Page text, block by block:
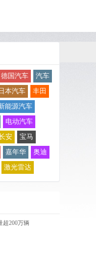
德国汽车 汽车
日本汽车 丰田
能源汽车
电动汽车
安 宝马
嘉年华 奥迪
激光雷达